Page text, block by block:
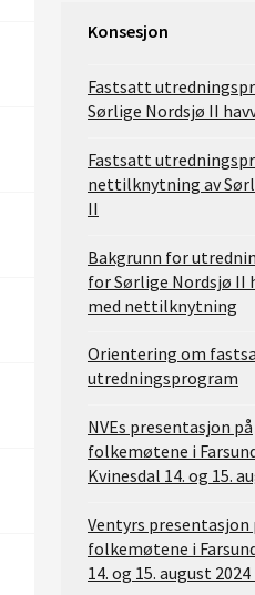
Konsesjon
Fastsatt
Sørlige Nordsjø II
Fastsatt
nettilknytning av
II
Bakgrunn for
for Sørlige Nordsjø II
med nettilknytning
Orientering om
utredningsprogram
NVEs presentasjon på
folkemøtene i
Kvinesdal 14. og 15.
Ventyrs presentasjon
folkemøtene i
14. og 15. august